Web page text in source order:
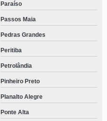
Paraíso
Passos Maia
Pedras Grandes
Peritiba
Petrolândia
Pinheiro Preto
Planalto Alegre
Ponte Alta